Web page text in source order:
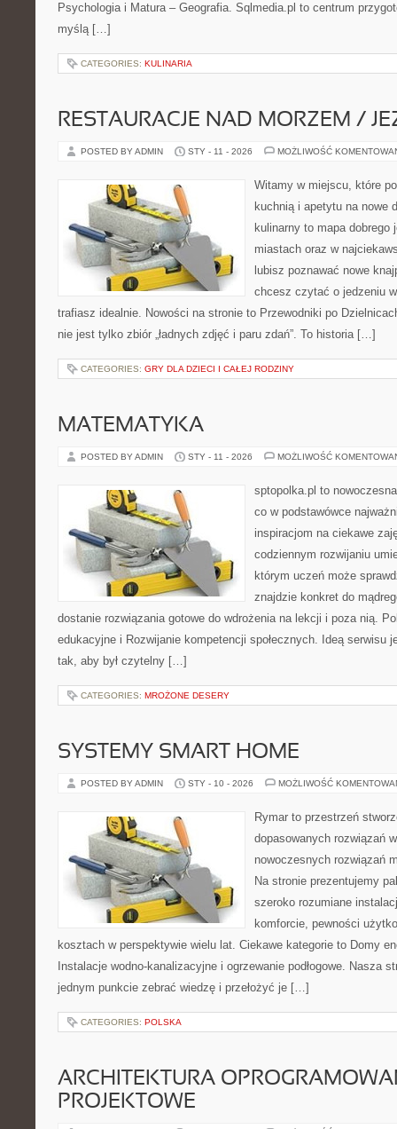
Psychologia i Matura – Geografia. Sqlmedia.pl to centrum
myślą […]
CATEGORIES: KULINARIA
RESTAURACJE NAD MORZEM /
POSTED BY ADMIN STY - 11 - 2026 MOŻLIWOŚĆ
Witamy w miejscu, które
kuchnią i apetytu na nowe
kulinarny to mapa dobrego
miastach oraz w
lubisz poznawać nowe
chcesz czytać o jedzeniu
trafiasz idealnie. Nowości na stronie to Przewodniki po
nie jest tylko zbiór „ładnych zdjęć i paru zdań”. To historia […]
CATEGORIES: GRY DLA DZIECI I CAŁEJ RODZINY
MATEMATYKA
POSTED BY ADMIN STY - 11 - 2026 MOŻLIWOŚĆ
sptopolka.pl to
co w podstawówce
inspiracjom na ciekawe
codziennym rozwijaniu
którym uczeń może
znajdzie konkret do
dostanie rozwiązania gotowe do wdrożenia na lekcji i poza nią.
edukacyjne i Rozwijanie kompetencji społecznych. Ideą serwisu
tak, aby był czytelny […]
CATEGORIES: MROŻONE DESERY
SYSTEMY SMART HOME
POSTED BY ADMIN STY - 10 - 2026 MOŻLIWOŚĆ
Rymar to przestrzeń
dopasowanych rozwiązań
nowoczesnych rozwiązań
Na stronie prezentujemy
szeroko rozumiane
komforcie, pewności
kosztach w perspektywie wielu lat. Ciekawe kategorie to Domy
Instalacje wodno-kanalizacyjne i ogrzewanie podłogowe. Nasza
jednym punkcie zebrać wiedzę i przełożyć je […]
CATEGORIES: POLSKA
ARCHITEKTURA
PROJEKTOWE